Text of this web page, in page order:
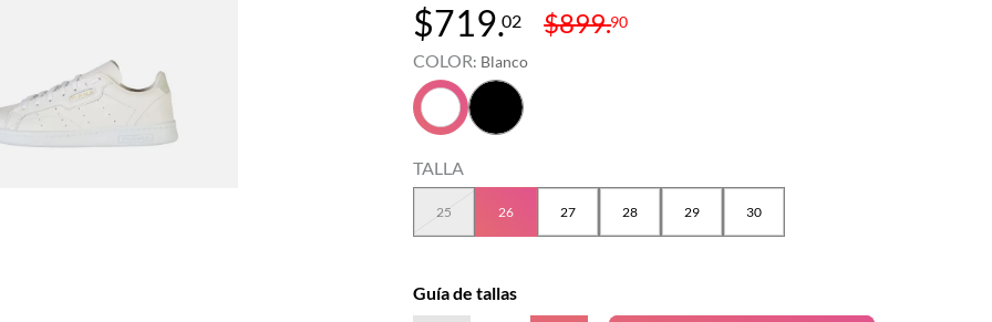
$719.02 $899.90
COLOR: Blanco
TALLA
25 26 27 28 29 30
Guía de tallas